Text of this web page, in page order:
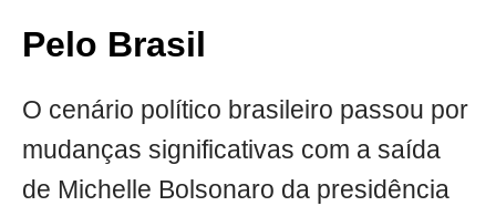
Pelo Brasil
O cenário político brasileiro passou por
mudanças significativas com a saída
de Michelle Bolsonaro da presidência